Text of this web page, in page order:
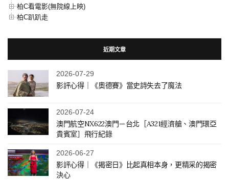
柏C看電影(無院線上映)
柏C趴趴走
近期文章
2026-07-29
影評心得｜《奧德賽》當史詩失去了魔法
2026-07-24
澳門航空NX622澳門－台北［A321經濟艙、澳門環亞
貴賓室］飛行紀錄
2026-06-27
影評心得｜《揭密日》比起真相本身，更精采的揭密
決心